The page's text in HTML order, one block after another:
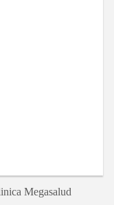
Megasalud